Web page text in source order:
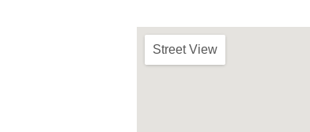
Street View